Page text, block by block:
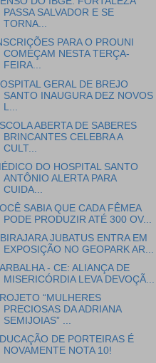
PASSA SALVADOR E SE
TORNA...
PARA O PROUNI
COMEÇAM NESTA TERÇA-
FEIRA...
GERAL DE BREJO
SANTO INAUGURA DEZ NOVOS
L...
ABERTA DE SABERES
BRINCANTES CELEBRA A
CULT...
DO HOSPITAL SANTO
ANTÔNIO ALERTA PARA
CUIDA...
SABIA QUE CADA FÊMEA
PODE PRODUZIR ATÉ 300 OV...
JUBATUS ENTRA EM
EXPOSIÇÃO NO GEOPARK AR...
- CE: ALIANÇA DE
MISERICÓRDIA LEVA DEVOÇÃ...
“MULHERES
PRECIOSAS DA ADRIANA
SEMIJOIAS” ...
DE PORTEIRAS É
NOVAMENTE NOTA 10!